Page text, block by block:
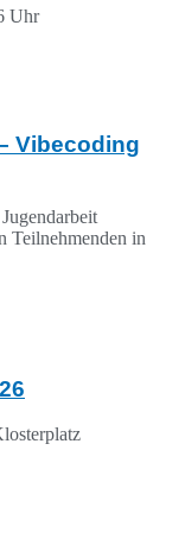
Uhr
Vibecoding
Teilnehmenden in